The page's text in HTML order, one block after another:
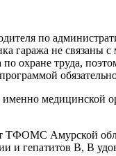
по
гаража не связаны
охране труда,
медицинской
ТФОМС Амурской
и гепатитов В, В